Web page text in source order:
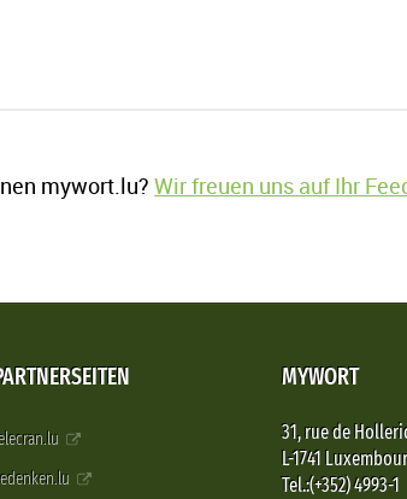
mywort.lu?Wir freuen uns auf Ihr
MYWORT
31, rue de
L-1741
Tel.:(+352) 4993-1